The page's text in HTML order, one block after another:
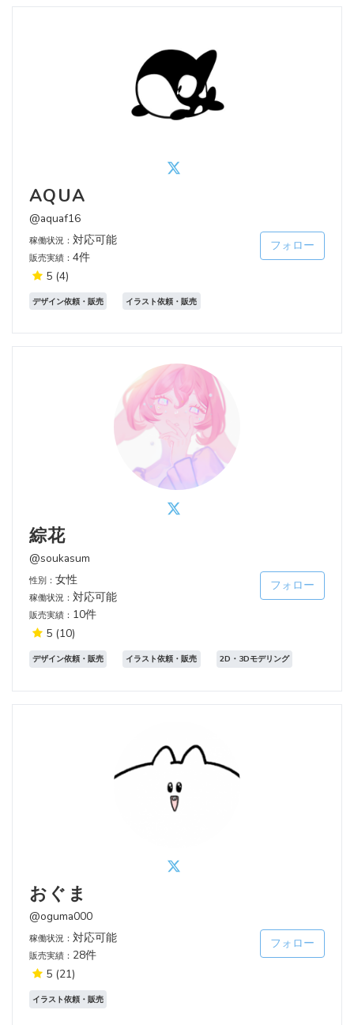
AQUA
@aquaf16
稼働状況： 対応可能
販売実績： 4件
5 (4)
フォロー
デザイン依頼・販売 イラスト依頼・販売
綜花
@soukasum
性別： 女性
稼働状況： 対応可能
販売実績： 10件
5 (10)
フォロー
デザイン依頼・販売 イラスト依頼・販売 2D・3Dモデリング
おぐま
@oguma000
稼働状況： 対応可能
販売実績： 28件
5 (21)
フォロー
イラスト依頼・販売